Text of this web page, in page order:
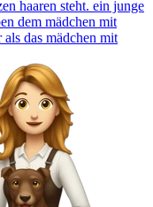
haaren steht. ein junge
dem mädchen mit
das mädchen mit